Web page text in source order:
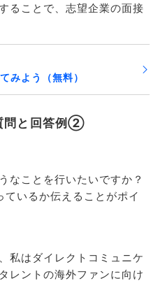
ることで、志望企業の面接
みよう（無料）
問と回答例②
なことを行いたいですか？
いるか伝えることがポイ
私はダイレクトコミュニケ
レントの海外ファンに向け